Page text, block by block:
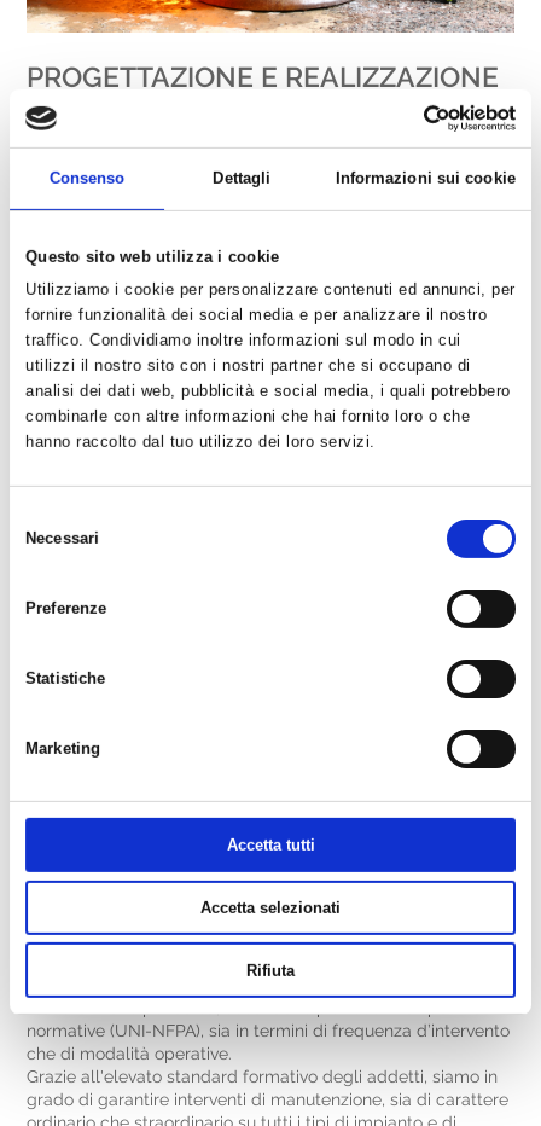
Consenso Dettagli Informazioni sui cookie
Questo sito web utilizza i cookie
Utilizziamo i cookie per personalizzare contenuti ed annunci, per
fornire funzionalità dei social media e per analizzare il nostro
traffico. Condividiamo inoltre informazioni sul modo in cui
utilizzi il nostro sito con i nostri partner che si occupano di
analisi dei dati web, pubblicità e social media, i quali potrebbero
combinarle con altre informazioni che hai fornito loro o che
hanno raccolto dal tuo utilizzo dei loro servizi.
delNecessari
Preferenze
Statistiche
Marketing
Accetta tutti
Accetta selezionati
Rifiuta
PROGETTAZIONE E REALIZZAZIONE
IMPIANTI
Progettiamo e realizziamo una gamma completa di impianti
antincendio personalizzati per ogni situazione e per ogni
categoria di rischio. I nostri tecnici vi forniranno informazioni
dettagliate e preventivi gratuiti.
Vendiamo, installiamo, controlliamo e revisioniamo gli
Eseguiamo il collaudo delle bombole di gas ed aria con
INAIL, RINA, Loyd's Register e con ogni altro ogni ente
certificatore accreditato.
IMPIANTI DI RILEVAZIONE
Incendio: fumo, calore, scintilla
Rete idranti
Water Mist
Twin-agent
Sistemi pre-ingegnerizzati
ASSISTENZA E MANUTENZIONE
Manutenzione Estintori Anticendio
Manutenzione Rilevazione Incendio e Gas
Manutenzione Impianti Anticendio
Ci occupiamo dell’assistenza e della manutenzione di tutti i
sistemi e le attrezzature antincendio, assicurando un servizio
normative (UNI-NFPA), sia in termini di frequenza d’intervento
che di modalità operative.
Grazie all'elevato standard formativo degli addetti, siamo in
grado di garantire interventi di manutenzione, sia di carattere